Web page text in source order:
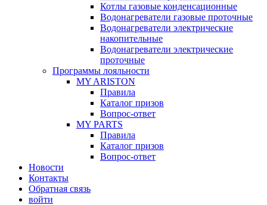
Котлы газовые конденсационные
Водонагреватели газовые проточные
Водонагреватели электрические
накопительные
Водонагреватели электрические
проточные
Программы лояльности
MY ARISTON
Правила
Каталог призов
Вопрос-ответ
MY PARTS
Правила
Каталог призов
Вопрос-ответ
Новости
Контакты
Обратная связь
войти